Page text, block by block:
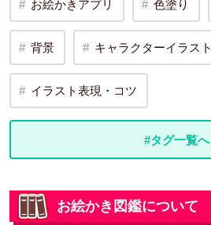
お絵かきアプリ 色塗り
背景 キャラクターイラスト
イラスト表現・コツ
#タグ一覧へ
お絵かき図鑑について